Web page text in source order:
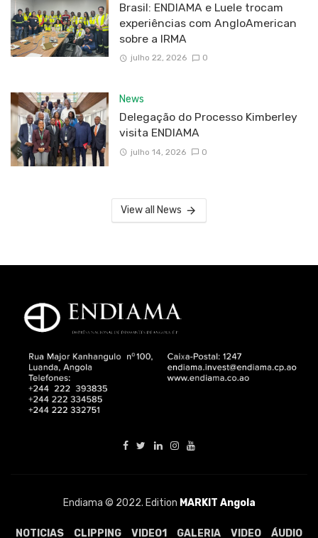
Brasil: ENDIAMA e Luele trocam
experiências com AngloAmerican
sobre a IRMA
julho 22, 2026 0
News
Delegação do Processo Kimberley
visita ENDIAMA
julho 14, 2026 0
View all News
Endiama © 2022. Edition MARKIT Angola
NOTICIAS CLIPPING VIDEO1 GALERIA VIDEO ÁUDIO